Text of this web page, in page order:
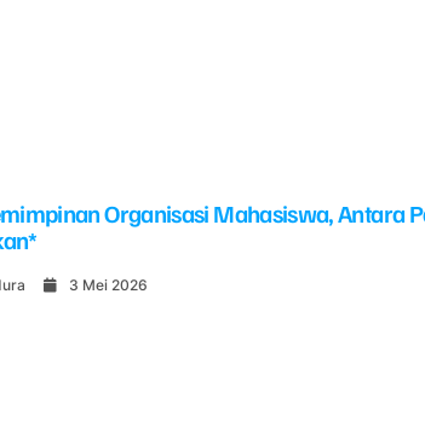
Organisasi Mahasiswa, Antara
3 Mei 2026